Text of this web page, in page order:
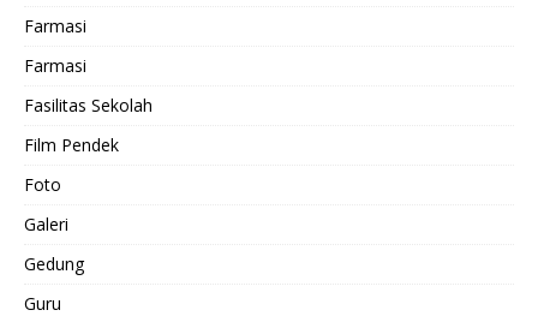
Farmasi
Farmasi
Fasilitas Sekolah
Film Pendek
Foto
Galeri
Gedung
Guru